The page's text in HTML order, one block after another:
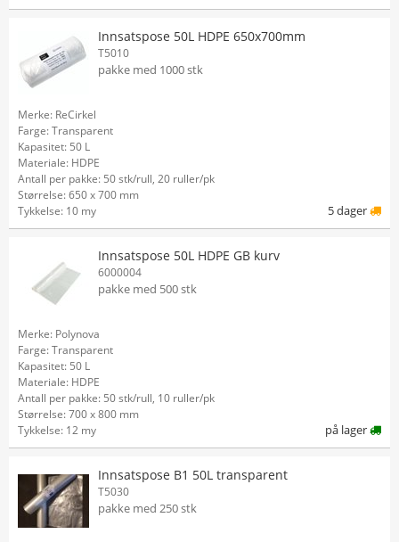
Innsatspose 50L HDPE 650x700mm
T5010
pakke med 1000 stk
Merke: ReCirkel
Farge: Transparent
Kapasitet: 50 L
Materiale: HDPE
Antall per pakke: 50 stk/rull, 20 ruller/pk
Størrelse: 650 x 700 mm
Tykkelse: 10 my
5 dager
Innsatspose 50L HDPE GB kurv
6000004
pakke med 500 stk
Merke: Polynova
Farge: Transparent
Kapasitet: 50 L
Materiale: HDPE
Antall per pakke: 50 stk/rull, 10 ruller/pk
Størrelse: 700 x 800 mm
Tykkelse: 12 my
på lager
Innsatspose B1 50L transparent
T5030
pakke med 250 stk